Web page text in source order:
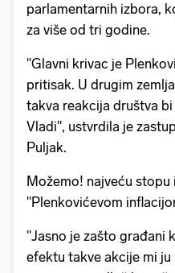
parlamentarnih izbora,
za više od tri godine.
"Glavni krivac je
pritisak. U drugim
takva reakcija društva
Vladi", ustvrdila je
Puljak.
Možemo! najveću stopu
"Plenkovićevom
"Jasno je zašto građani
efektu takve akcije mi